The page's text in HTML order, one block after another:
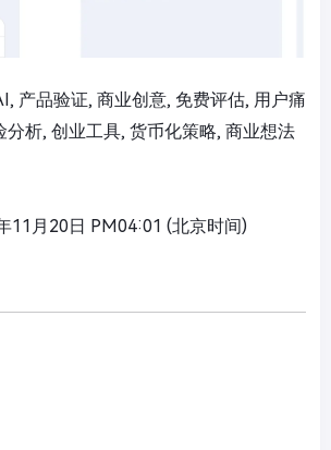
产品验证, 商业创意, 免费评估, 用户痛
分析, 创业工具, 货币化策略, 商业想法
11月20日 PM04:01 (北京时间)